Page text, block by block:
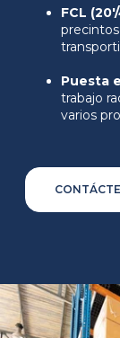
FCL
Puesta
trabajo
varios